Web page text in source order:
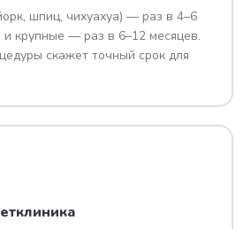
шпиц, чихуахуа) — раз в 4–6
и крупные — раз в 6–12 месяцев.
скажет точный срок для